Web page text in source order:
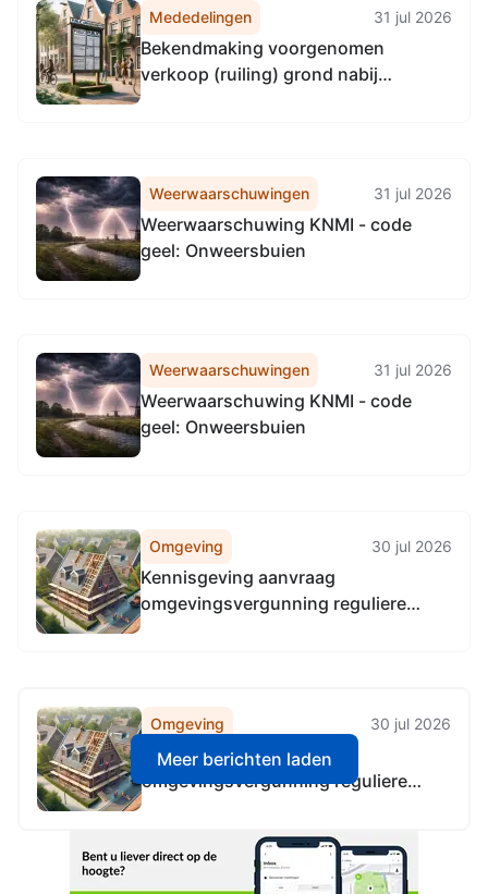
Mededelingen 31 jul 2026
Bekendmaking voorgenomen
verkoop (ruiling) grond nabij
Weerwaarschuwingen 31 jul 2026
Weerwaarschuwing KNMI - code
geel: Onweersbuien
Weerwaarschuwingen 31 jul 2026
Weerwaarschuwing KNMI - code
geel: Onweersbuien
Omgeving 30 jul 2026
Kennisgeving aanvraag
omgevingsvergunning reguliere
Omgeving 30 jul 2026
Kennisgeving aanvraag
omgevingsvergunning reguliere
uitweg, Henricus Muntinglaan 3,
9751 PT Haren Gn
Meer berichten laden